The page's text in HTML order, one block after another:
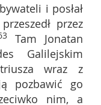
i posłał
przez
Tam Jonatan
Galilejskim
wraz z
pozbawić go
nim, a